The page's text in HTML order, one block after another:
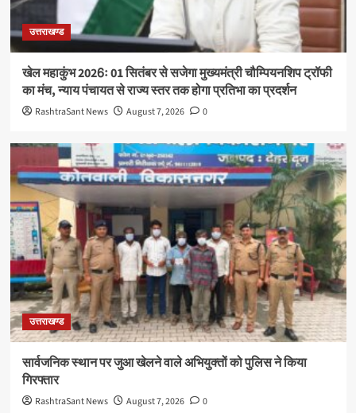
उत्तराखण्ड
खेल महाकुंभ 2026ः 01 सितंबर से सजेगा मुख्यमंत्री चौम्पियनशिप ट्रॉफी
का मंच, न्याय पंचायत से राज्य स्तर तक होगा प्रतिभा का प्रदर्शन
RashtraSant News August 7, 2026 0
उत्तराखण्ड
सार्वजनिक स्थान पर जुआ खेलने वाले अभियुक्तों को पुलिस ने किया
गिरफ्तार
RashtraSant News August 7, 2026 0